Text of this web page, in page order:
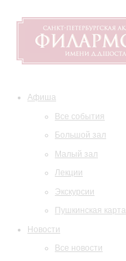
Афиша
Все события
Большой зал
Малый зал
Лекции
Экскурсии
Пушкинская карта
Новости
Все новости